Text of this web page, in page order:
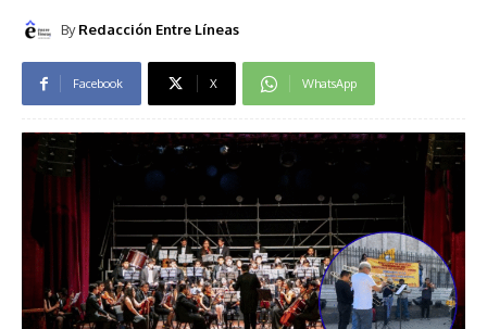
By Redacción Entre Líneas
Facebook X WhatsApp